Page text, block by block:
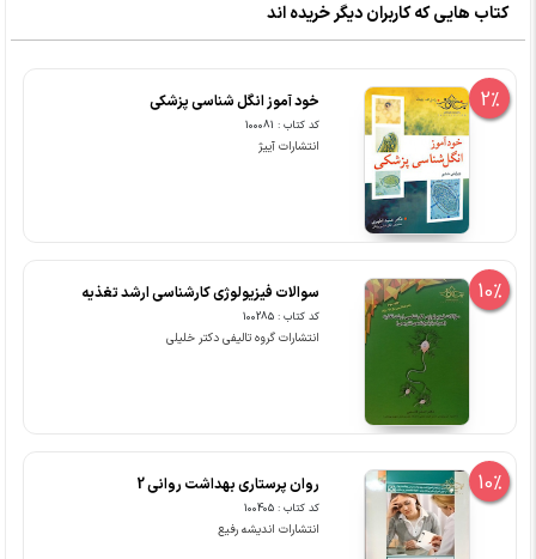
کتاب هایی که کاربران دیگر خریده اند
2% خود آموز انگل شناسی پزشکی
کد کتاب : 100081
انتشارات آییژ
10% سوالات فیزیولوژی کارشناسی ارشد تغذیه
کد کتاب : 100285
انتشارات گروه تالیفی دکتر خلیلی
10% روان پرستاری بهداشت روانی 2
کد کتاب : 100405
انتشارات اندیشه رفیع